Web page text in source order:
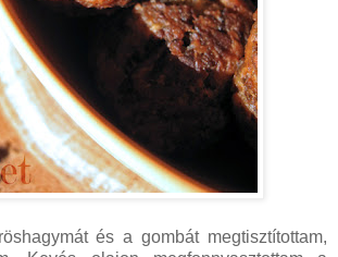
és a gombát megtisztítottam,